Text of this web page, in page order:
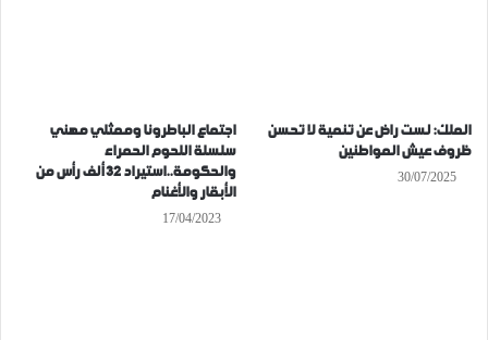
الملك: لست راض عن تنمية لا تحسن
ظروف عيش المواطنين
30/07/2025
اجتماع الباطرونا وممثلي مهني
سلسلة اللحوم الحمراء
والحكومة..استيراد 32 ألف رأس من
الأبقار والأغنام
17/04/2023